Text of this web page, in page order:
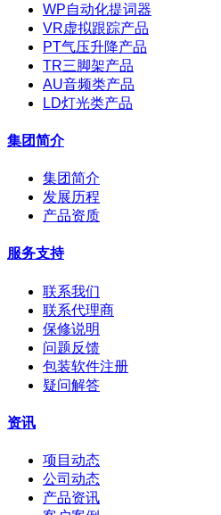
WP自动化提词器
VR虚拟跟踪产品
PT气压升降产品
TR三脚架产品
AU音频类产品
LD灯光类产品
集团简介
集团简介
发展历程
产品资质
服务支持
联系我们
联系代理商
保修说明
问题反馈
包装软件注册
疑问解答
资讯
项目动态
公司动态
产品资讯